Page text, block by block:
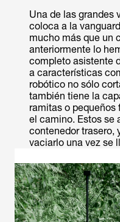
Una de las grandes
coloca a la
mucho más que un
anteriormente lo
completo asistente
a características
robótico no sólo
también tiene la
ramitas o pequeños
el camino. Estos se
contenedor trasero,
vaciarlo una vez se